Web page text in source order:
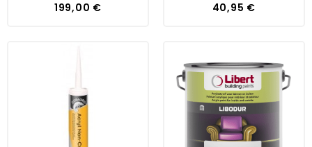
199,00 € 40,95 €